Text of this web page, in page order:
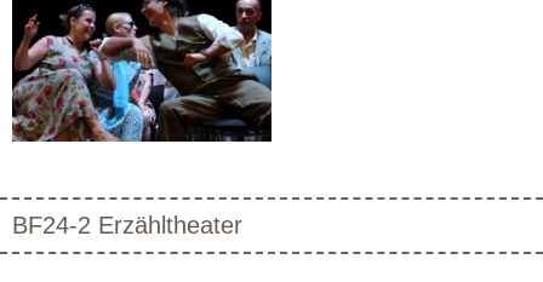
BF24-2 Erzähltheater